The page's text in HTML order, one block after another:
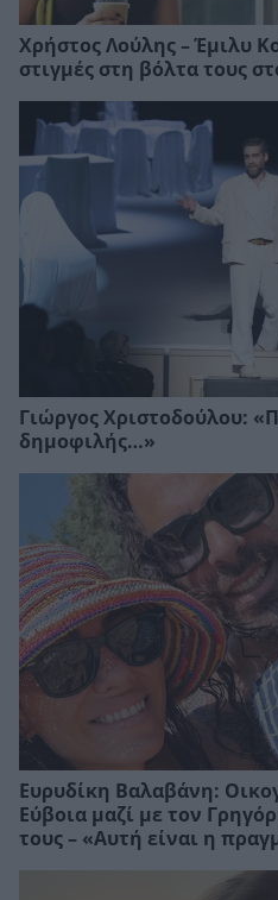
Χρήστος Λούλης – Έμιλυ
στιγμές στη βόλτα τους
Γιώργος Χριστοδούλου:
δημοφιλής…»
Ευρυδίκη Βαλαβάνη:
Εύβοια μαζί με τον
τους – «Αυτή είναι η